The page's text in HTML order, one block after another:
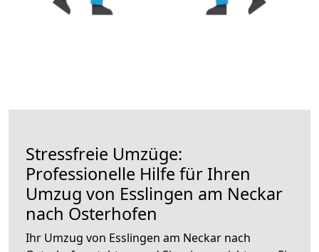
Stressfreie Umzüge:
Professionelle Hilfe für Ihren
Umzug von Esslingen am Neckar
nach Osterhofen
Ihr Umzug von Esslingen am Neckar nach